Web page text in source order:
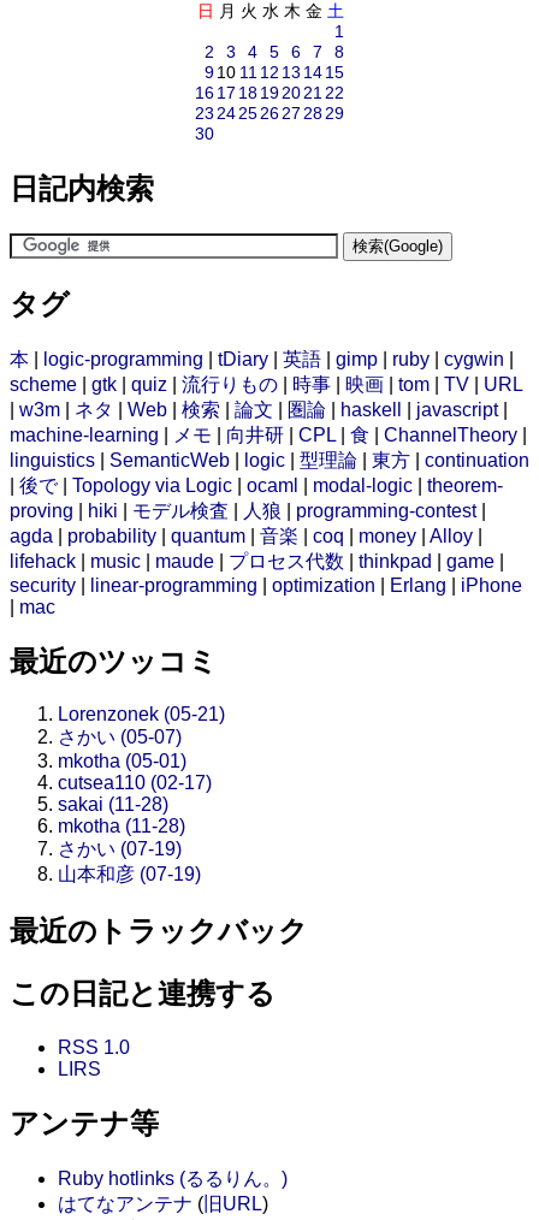
日 月 火 水 木 金 土
1
2
3 4 5 6 7
8
910 11 12 13 1415
1617 18192021 22
23 24252627 2829
30
日記内検索
タグ
本 logic-programming tDiary 英語 gimp ruby cygwin
scheme
gtk quiz 流行りもの 時事 映画 tom TV
URL
w3m ネタ Web 検索 論文 圏論 haskell javascript|
machine-learning
メモ 向井研 CPL 食 ChannelTheory
linguistics
SemanticWeb logic 型理論 東方
continuation
後で| Topology via Logic ocaml modal-logic
theorem-
proving
hiki モデル検査 人狼 programming-contest|
agda
probability quantum 音楽 coq money Alloy
lifehack
music maude プロセス代数 thinkpad game
security
linear-programming optimization Erlang
iPhone
mac
最近のツッコミ
Lorenzonek (05-21)
さかい (05-07)
mkotha (05-01)
cutsea110 (02-17)
sakai (11-28)
mkotha (11-28)
さかい (07-19)
山本和彦 (07-19)
最近のトラックバック
この日記と連携する
RSS 1.0
LIRS
アンテナ等
Ruby hotlinks (るるりん。)
はてなアンテナ ( 旧URL)